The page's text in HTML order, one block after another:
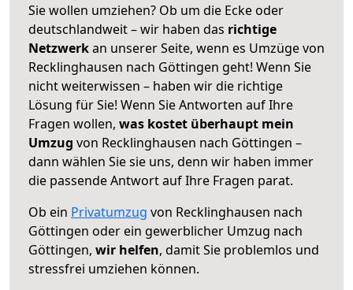
Sie wollen umziehen? Ob um die Ecke oder
deutschlandweit – wir haben das richtige
Netzwerkan unserer Seite, wenn es Umzüge von
Recklinghausen nach Göttingen geht! Wenn Sie
nicht weiterwissen – haben wir die richtige
Lösung für Sie! Wenn Sie Antworten auf Ihre
Fragen wollen, was kostet überhaupt mein
Umzug von Recklinghausen nach Göttingen –
dann wählen Sie sie uns, denn wir haben immer
die passende Antwort auf Ihre Fragen parat.
Ob ein Privatumzug von Recklinghausen nach
Göttingen oder ein gewerblicher Umzug nach
Göttingen, wir helfen, damit Sie problemlos und
stressfrei umziehen können.